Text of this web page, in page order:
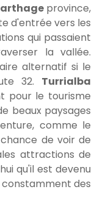
province,
d'entrée vers les
qui passaient
la vallée.
alternatif si le
32. Turrialba
pour le tourisme
beaux paysages
comme le
de voir de
attractions de
qu'il est devenu
des